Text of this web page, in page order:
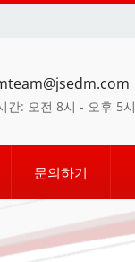
간: 오전 8시 - 오후 5시
문의하기